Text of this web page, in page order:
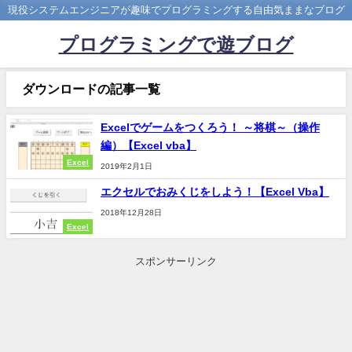
現役システムエンジニアが趣味でプログラミングする自由気ままなブログ
プログラミングで遊ブログ
ダウンロードの記事一覧
Excel
Excelでゲームをつくろう！ ～将棋～（操作
編）【Excel vba】
2019年2月1日
Excel
エクセルでおみくじをしよう！【Excel Vba】
2018年12月28日
スポンサーリンク